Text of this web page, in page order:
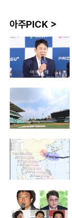
아주PICK >